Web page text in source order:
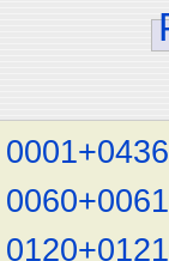
0001+0436
0060+0061
0120+0121